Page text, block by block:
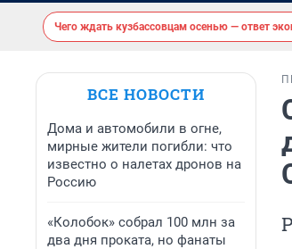
Чего ждать кузбассовцам осенью — ответ
ВСЕ НОВОСТИ
Дома и автомобили в огне,
мирные жители погибли: что
известно о налетах дронов на
Россию
«Колобок» собрал 100 млн за
два дня проката, но фанаты